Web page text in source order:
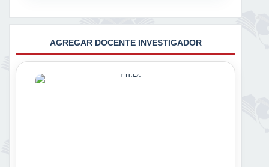
AGREGAR DOCENTE INVESTIGADOR